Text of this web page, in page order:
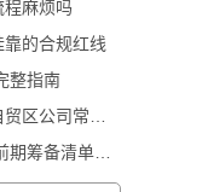
麻烦吗
的合规红线
整指南